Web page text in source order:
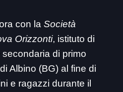
con la Società
Orizzonti, istituto di
di primo
Albino (BG) al fine di
e ragazzi durante il